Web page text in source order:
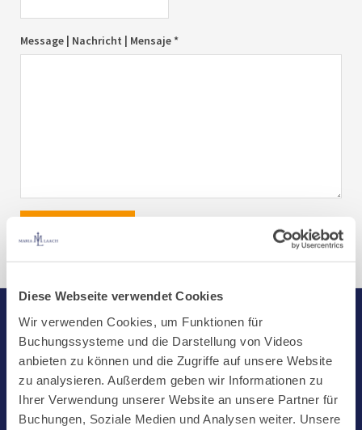
Diese Webseite verwendet Cookies
Wir verwenden Cookies, um Funktionen für
Buchungssysteme und die Darstellung von Videos
anbieten zu können und die Zugriffe auf unsere Website
zu analysieren. Außerdem geben wir Informationen zu
Ihrer Verwendung unserer Website an unsere Partner für
Buchungen, Soziale Medien und Analysen weiter. Unsere
Message | Nachricht | Mensaje *
Start
Aktuelles
Kloster
Klosterbetriebe